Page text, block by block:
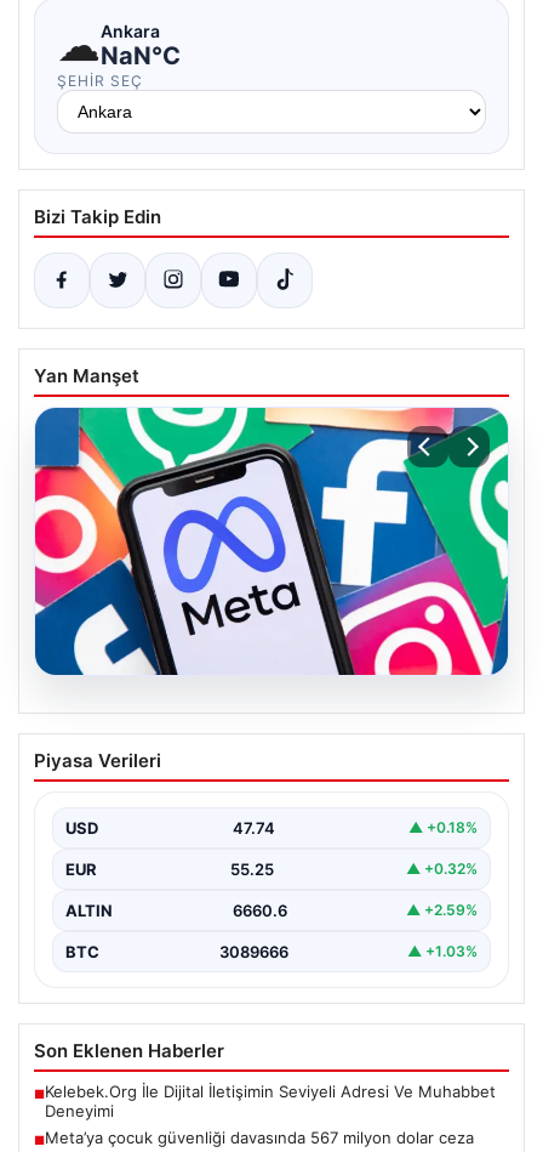
☁Ankara
NaN°C
ŞEHIR SEÇ
Bizi Takip Edin
Yan Manşet
Meta’ya çocuk güvenliği davasında 567
milyon dolar ceza
Piyasa Verileri
USD 47.74 ▲ +0.18%
EUR 55.25 ▲ +0.32%
ALTIN 6660.6 ▲ +2.59%
BTC 3089666 ▲ +1.03%
Son Eklenen Haberler
■Kelebek.Org İle Dijital İletişimin Seviyeli Adresi Ve Muhabbet
Deneyimi
■Meta’ya çocuk güvenliği davasında 567 milyon dolar ceza